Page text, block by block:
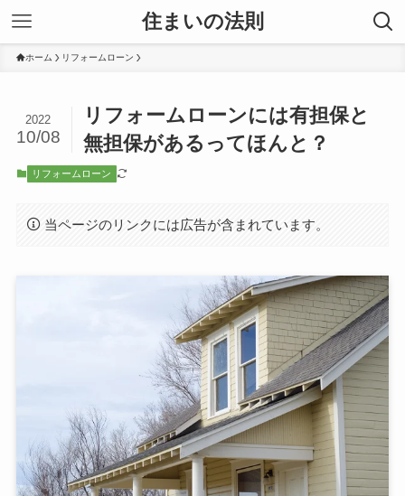
住まいの法則
ホーム リフォームローン
リフォームローンには有担保と
無担保があるってほんと？
2022
10/08
リフォームローン
当ページのリンクには広告が含まれています。